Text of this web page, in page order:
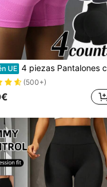
UE 4 piezas Pantalones cortos deportivos de cintura alta, con efecto peach, para correr, fitness y entrenamiento, para verano
(500+)